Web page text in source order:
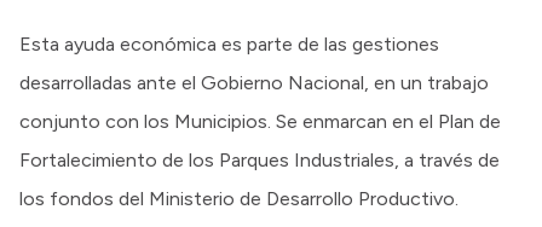
Esta ayuda económica es parte de las gestiones
desarrolladas ante el Gobierno Nacional, en un trabajo
conjunto con los Municipios. Se enmarcan en el Plan de
Fortalecimiento de los Parques Industriales, a través de
los fondos del Ministerio de Desarrollo Productivo.